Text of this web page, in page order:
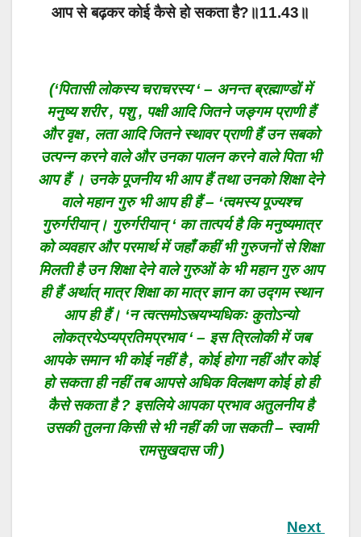
आप से बढ़कर कोई कैसे हो सकता है?॥11.43॥
(‘पितासी लोकस्य चराचरस्य ‘ – अनन्त ब्रह्माण्डों में
मनुष्य शरीर , पशु , पक्षी आदि जितने जङ्गम प्राणी हैं
और वृक्ष , लता आदि जितने स्थावर प्राणी हैं उन सबको
उत्पन्न करने वाले और उनका पालन करने वाले पिता भी
आप हैं । उनके पूजनीय भी आप हैं तथा उनको शिक्षा देने
वाले महान गुरु भी आप ही हैं – ‘त्वमस्य पूज्यश्च
गुरुर्गरीयान्। गुरुर्गरीयान् ‘ का तात्पर्य है कि मनुष्यमात्र
को व्यवहार और परमार्थ में जहाँ कहीं भी गुरुजनों से शिक्षा
मिलती है उन शिक्षा देने वाले गुरुओं के भी महान गुरु आप
ही हैं अर्थात् मात्र शिक्षा का मात्र ज्ञान का उद्गम स्थान
आप ही हैं। ‘न त्वत्समोऽस्त्यभ्यधिकः कुतोऽन्यो
लोकत्रयेऽप्यप्रतिमप्रभाव ‘ – इस त्रिलोकी में जब
आपके समान भी कोई नहीं है , कोई होगा नहीं और कोई
हो सकता ही नहीं तब आपसे अधिक विलक्षण कोई हो ही
कैसे सकता है ? इसलिये आपका प्रभाव अतुलनीय है
उसकी तुलना किसी से भी नहीं की जा सकती – स्वामी
रामसुखदास जी )
Next